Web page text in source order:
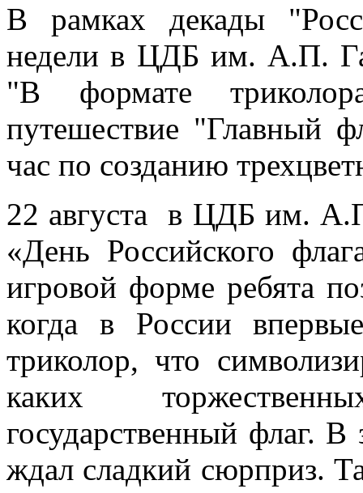
В рамках декады
недели в ЦДБ им. А.П.
"В формате
путешествие "Главный
час по созданию
22 августа в ЦДБ им.
«День Российского
игровой форме ребята
когда в России
триколор, что
каких
государственный флаг.
ждал сладкий сюрприз.